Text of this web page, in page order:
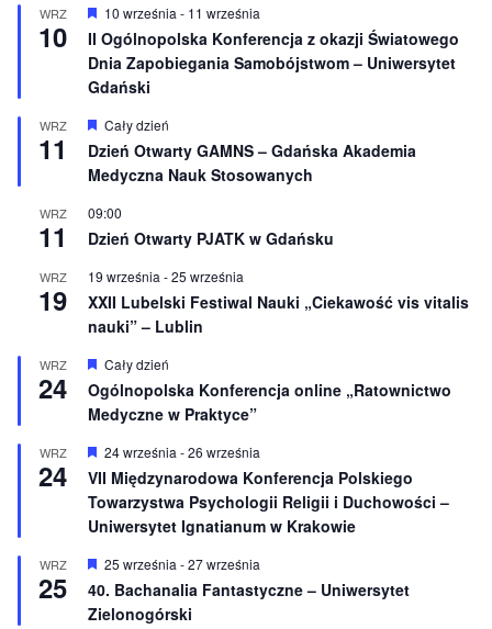
WRZ
10
W
y
r
ó
ż
n
o
n
e
10 września - 11 września
II Ogólnopolska Konferencja z okazji Światowego
Dnia Zapobiegania Samobójstwom – Uniwersytet
Gdański
WRZ
11
W
y
r
ó
n
o
e
Cały dzień
Dzień Otwarty GAMNS – Gdańska Akademia
Medyczna Nauk Stosowanych
WRZ
11
09:00
Dzień Otwarty PJATK w Gdańsku
WRZ
19
19 września -25 września
XXII Lubelski Festiwal Nauki „Ciekawość vis vitalis
nauki” – Lublin
WRZ
24
W
r
ó
n
i
o
n
e
Cały dzień
Ogólnopolska Konferencja online „Ratownictwo
Medyczne w Praktyce”
WRZ
24
W
y
r
ó
ż
n
i
o
n
e
24 września -26 września
VII Międzynarodowa Konferencja Polskiego
Towarzystwa Psychologii Religii i Duchowości –
Uniwersytet Ignatianum w Krakowie
WRZ
25
W
r
ó
25 września -27 września
40. Bachanalia Fantastyczne – Uniwersytet
Zielonogórski